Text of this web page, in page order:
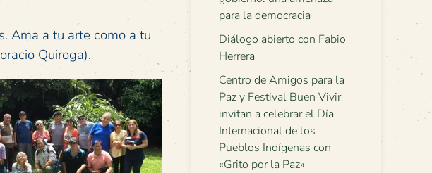
Ama a tu arte como a tu
Quiroga).
para la democracia
Diálogo abierto con Fabio
Herrera
Centro de Amigos para la
Paz y Festival Buen Vivir
invitan a celebrar el Día
Internacional de los
Pueblos Indígenas con
«Grito por la Paz»